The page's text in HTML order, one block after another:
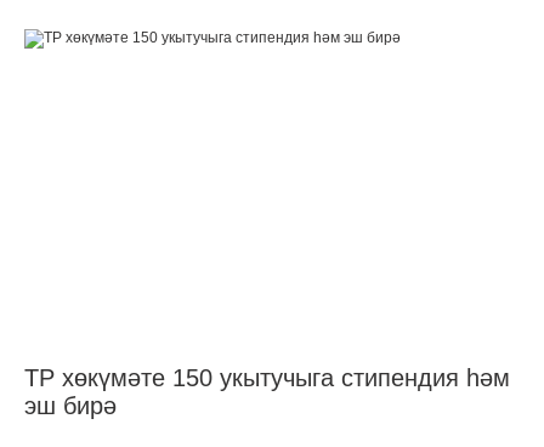
ТР хөкүмәте 150 укытучыга стипендия һәм
эш бирә